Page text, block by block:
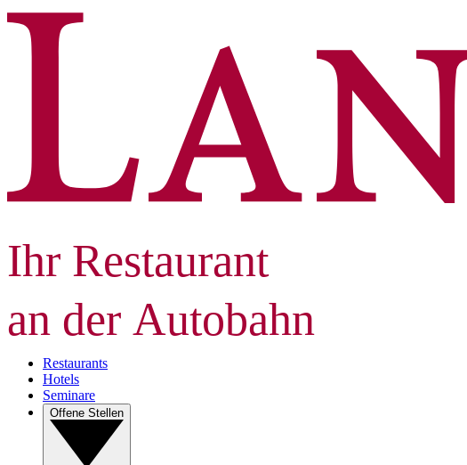
Ihr Restaurant
an der Autobahn
Restaurants
Hotels
Seminare
Offene Stellen